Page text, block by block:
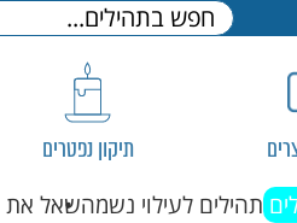
תיקון נפטרים
תהילים לעילוי נשמהשאל את